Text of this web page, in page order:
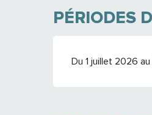
PÉRIODES
Du 1 juillet 2026